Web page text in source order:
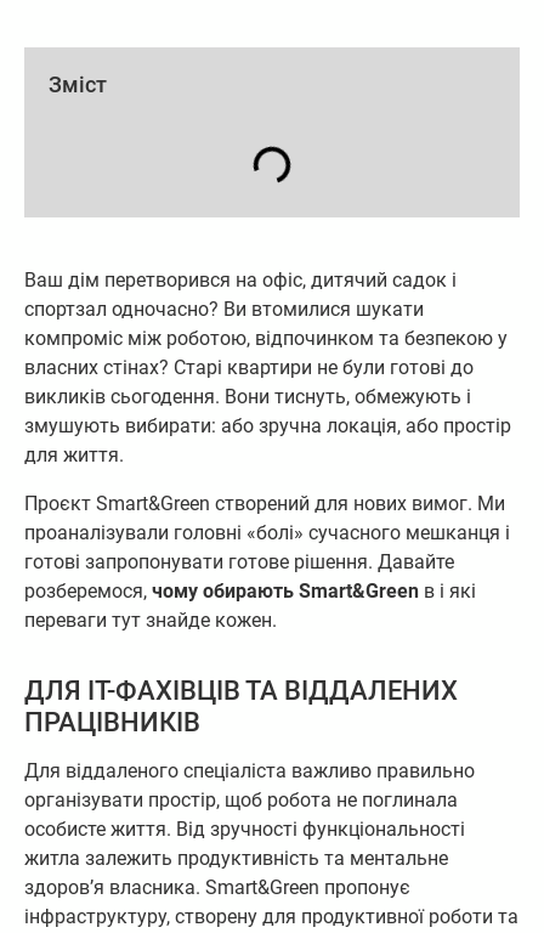
Зміст
Ваш дім перетворився на офіс, дитячий садок і
спортзал одночасно? Ви втомилися шукати
компроміс між роботою, відпочинком та безпекою у
власних стінах? Старі квартири не були готові до
викликів сьогодення. Вони тиснуть, обмежують і
змушують вибирати: або зручна локація, або простір
для життя.
Проєкт Smart&Green створений для нових вимог. Ми
проаналізували головні «болі» сучасного мешканця і
готові запропонувати готове рішення. Давайте
розберемося, чому обирають Smart&Green в і які
переваги тут знайде кожен.
ДЛЯ IT-ФАХІВЦІВ ТА ВІДДАЛЕНИХ
ПРАЦІВНИКІВ
Для віддаленого спеціаліста важливо правильно
організувати простір, щоб робота не поглинала
особисте життя. Від зручності функціональності
житла залежить продуктивність та ментальне
здоров’я власника. Smart&Green пропонує
інфраструктуру, створену для продуктивної роботи та